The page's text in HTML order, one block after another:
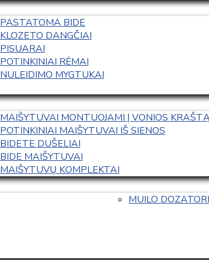
PASTATOMA BIDE
KLOZETO DANGČIAI
PISUARAI
POTINKINIAI RĖMAI
NULEIDIMO MYGTUKAI
MAIŠYTUVAI MONTUOJAMI Į VONIOS
POTINKINIAI MAIŠYTUVAI IŠ SIENOS
BIDETE DUŠELIAI
BIDE MAIŠYTUVAI
MAIŠYTUVŲ KOMPLEKTAI
MUILO